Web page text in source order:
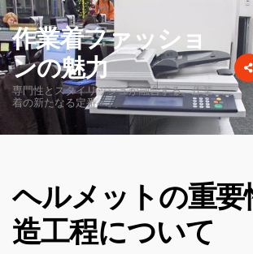
for:
作業着ファッショ
ンの魅力
専門性とスタイリッシュが融合する、作業
着の新たなる定番へ。
ヘルメットの重
造工程について